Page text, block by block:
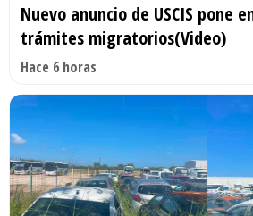
Nuevo anuncio de USCIS pone
trámites migratorios(Video)
Hace 6 horas